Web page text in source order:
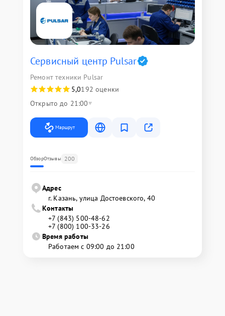
Сервисный центр Pulsar
Ремонт техники Pulsar
5,0192 оценки
Открыто до 21:00
Маршрут
ОбзорОтзывы 200
Адрес
г. Казань, улица Достоевского, 40
Контакты
+7 (843) 500-48-62
+7 (800) 100-33-26
Время работы
Работаем с 09:00 до 21:00